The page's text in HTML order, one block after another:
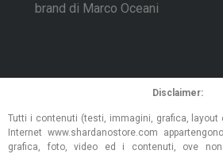
brand di Marco Oceani
Disclaimer:
Tutti i contenuti (testi, immagini, grafica,
Internet www.shardanostore.com
grafica, foto, video ed i contenuti, ove non